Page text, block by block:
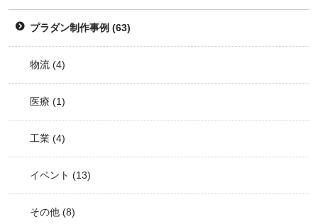
プラダン制作事例 (63)
物流 (4)
医療 (1)
工業 (4)
イベント (13)
その他 (8)